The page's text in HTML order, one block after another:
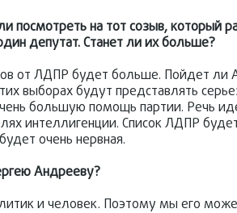
на тот созыв, который
депутат. Станет ли их больше?
от ЛДПР будет больше. Пойдет ли
выборах будут представлять
большую помощь партии. Речь
интеллигенции. Список ЛДПР
очень нервная.
Андрееву?
и человек. Поэтому мы его